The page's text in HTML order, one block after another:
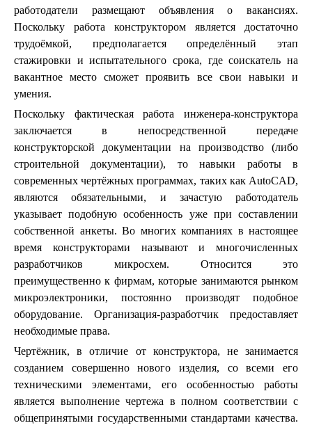
работодатели размещают объявления о вакансиях.
Поскольку работа конструктором является достаточно
трудоёмкой, предполагается определённый этап
стажировки и испытательного срока, где соискатель на
вакантное место сможет проявить все свои навыки и
умения.
Поскольку фактическая работа инженера-конструктора
заключается в непосредственной передаче
конструкторской документации на производство (либо
строительной документации), то навыки работы в
современных чертёжных программах, таких как AutoCAD,
являются обязательными, и зачастую работодатель
указывает подобную особенность уже при составлении
собственной анкеты. Во многих компаниях в настоящее
время конструкторами называют и многочисленных
разработчиков микросхем. Относится это
преимущественно к фирмам, которые занимаются рынком
микроэлектроники, постоянно производят подобное
оборудование. Организация-разработчик предоставляет
необходимые права.
Чертёжник, в отличие от конструктора, не занимается
созданием совершенно нового изделия, со всеми его
техническими элементами, его особенностью работы
является выполнение чертежа в полном соответствии с
общепринятыми государственными стандартами качества.